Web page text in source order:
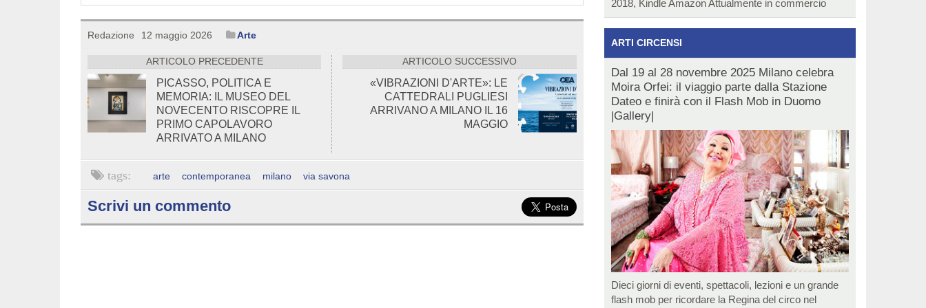
Redazione 12 maggio 2026 Arte
ARTICOLO PRECEDENTE
PICASSO, POLITICA E
MEMORIA: IL MUSEO DEL
NOVECENTO RISCOPRE IL
PRIMO CAPOLAVORO
ARRIVATO A MILANO
ARTICOLO SUCCESSIVO
«VIBRAZIONI D'ARTE»: LE
CATTEDRALI PUGLIESI
ARRIVANO A MILANO IL 16
MAGGIO
arte contemporanea milano via savona
Scrivi un commento
2018, Kindle Amazon Attualmente in commercio
ARTI CIRCENSI
Dal 19 al 28 novembre 2025 Milano celebra
Moira Orfei: il viaggio parte dalla Stazione
Dateo e finirà con il Flash Mob in Duomo
|Gallery|
Dieci giorni di eventi, spettacoli, lezioni e un grande
flash mob per ricordare la Regina del circo nel